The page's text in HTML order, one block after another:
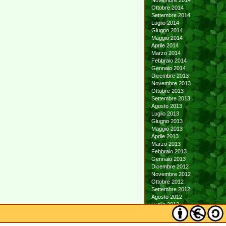
Ottobre 2014
Settembre 2014
Luglio 2014
Giugno 2014
Maggio 2014
Aprile 2014
Marzo 2014
Febbraio 2014
Gennaio 2014
Dicembre 2013
Novembre 2013
Ottobre 2013
Settembre 2013
Agosto 2013
Luglio 2013
Giugno 2013
Maggio 2013
Aprile 2013
Marzo 2013
Febbraio 2013
Gennaio 2013
Dicembre 2012
Novembre 2012
Ottobre 2012
Settembre 2012
Agosto 2012
Luglio 2012
Giugno 2012
Maggio 2012